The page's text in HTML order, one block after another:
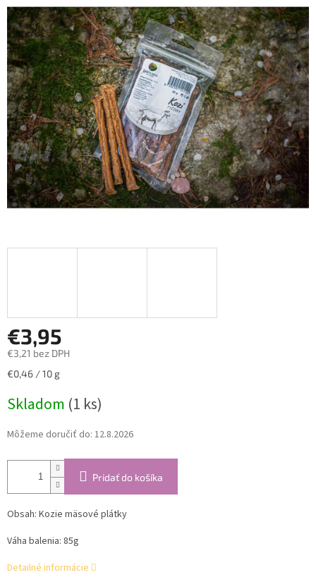
je
0,0
z
5
hviezdičiek.
€3,95
€3,21 bez DPH
Jednotková
€0,46 / 10 g
Skladom (1 ks)
Môžeme doručiť do: 12.8.2026
Pridať do košíka
Obsah: Kozie mäsové plátky
Váha balenia: 85g
Detailné informácie